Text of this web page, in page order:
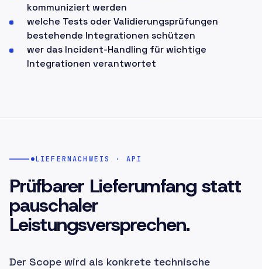
kommuniziert werden
welche Tests oder Validierungsprüfungen
bestehende Integrationen schützen
wer das Incident-Handling für wichtige
Integrationen verantwortet
LIEFERNACHWEIS · API
Prüfbarer Lieferumfang statt
pauschaler
Leistungsversprechen.
Der Scope wird als konkrete technische